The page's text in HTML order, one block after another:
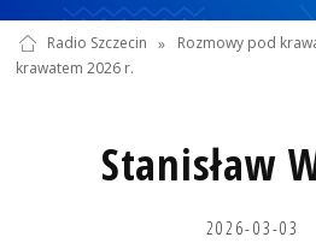
Radio Szczecin » Rozmowy pod
krawatem 2026 r.
Stanisław
2026-03-03